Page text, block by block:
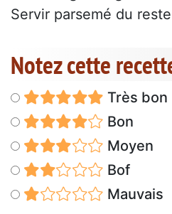
Servir parsemé du
Notez cette
Très bon
Bon
Moyen
Bof
Mauvais